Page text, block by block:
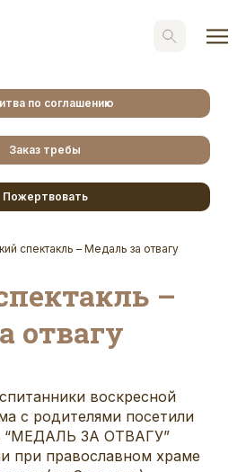
по соглашению
Заказ требы
Пожертвовать
спектакль – Медаль за отвагу
–
отвагу
воскресной
с родителями посетили
“МЕДАЛЬ ЗА ОТВАГУ”
при православном храме